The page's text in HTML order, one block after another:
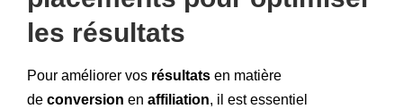
les résultats
Pour améliorer vos résultats en matière
de conversion en affiliation, il est essentiel